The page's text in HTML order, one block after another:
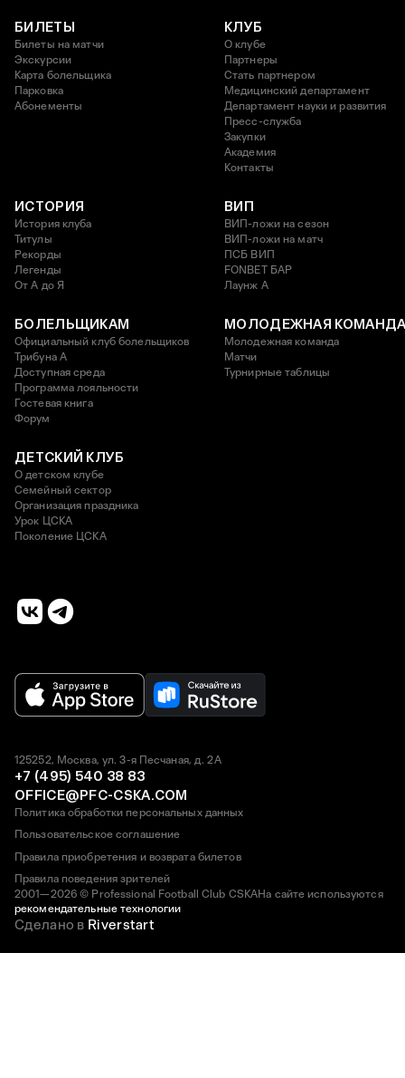
БИЛЕТЫ
Билеты на матчи
Экскурсии
Карта болельщика
Парковка
Абонементы
КЛУБ
О клубе
Партнеры
Стать партнером
Медицинский департамент
Департамент науки и развития
Пресс-служба
Закупки
Академия
Контакты
ИСТОРИЯ
История клуба
Титулы
Рекорды
Легенды
От А до Я
ВИП
ВИП-ложи на сезон
ВИП-ложи на матч
ПСБ ВИП
FONBET БАР
Лаунж A
БОЛЕЛЬЩИКАМ
Официальный клуб болельщиков
Трибуна А
Доступная среда
Программа лояльности
Гостевая книга
Форум
МОЛОДЕЖНАЯ
Молодежная команда
Матчи
Турнирные таблицы
ДЕТСКИЙ КЛУБ
О детском клубе
Семейный сектор
Организация праздника
Урок ЦСКА
Поколение ЦСКА
2001—2026 © Professional Football Club CSKAНа сайте используются
рекомендательные технологии
125252, Москва, ул. 3-я Песчаная, д. 2А
+7 (495) 540 38 83
OFFICE@PFC-CSKA.COM
Политика обработки персональных данных
Пользовательское соглашение
Правила приобретения и возврата билетов
Правила поведения зрителей
Сделано в Riverstart